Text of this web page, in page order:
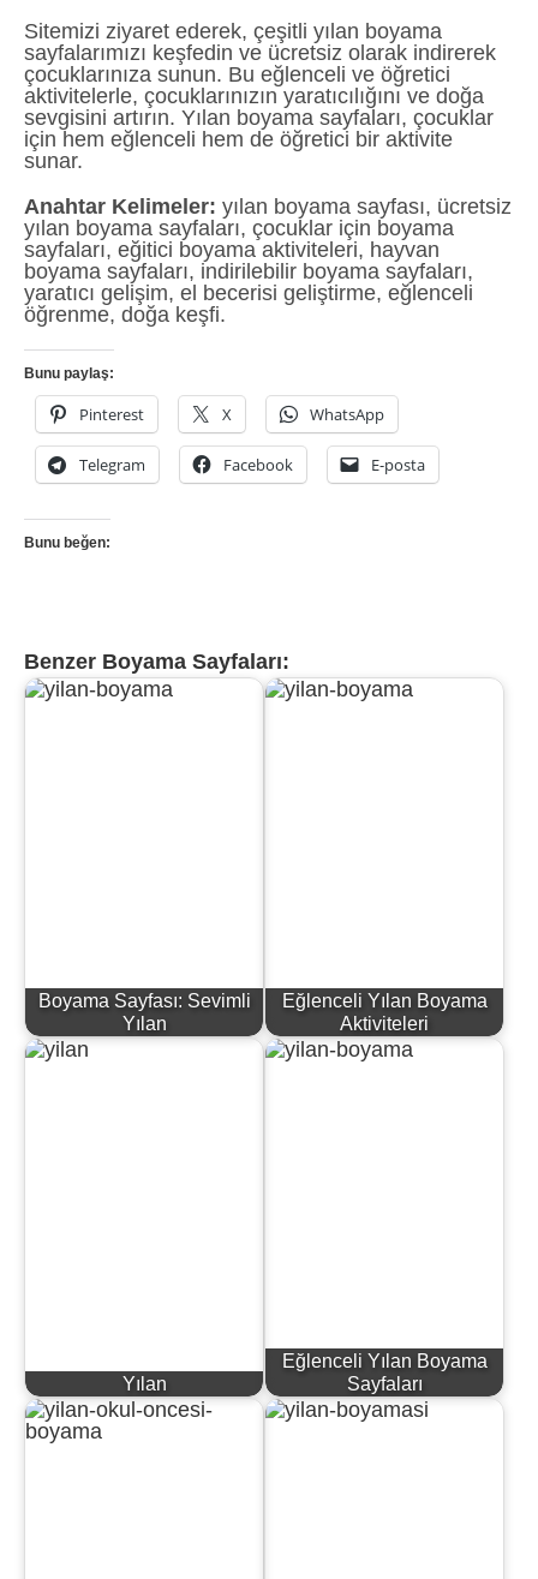
Sitemizi ziyaret ederek, çeşitli yılan boyama
sayfalarımızı keşfedin ve ücretsiz olarak indirerek
çocuklarınıza sunun. Bu eğlenceli ve öğretici
aktivitelerle, çocuklarınızın yaratıcılığını ve doğa
sevgisini artırın. Yılan boyama sayfaları, çocuklar
için hem eğlenceli hem de öğretici bir aktivite
sunar.
Anahtar Kelimeler: yılan boyama sayfası, ücretsiz
yılan boyama sayfaları, çocuklar için boyama
sayfaları, eğitici boyama aktiviteleri, hayvan
boyama sayfaları, indirilebilir boyama sayfaları,
yaratıcı gelişim, el becerisi geliştirme, eğlenceli
öğrenme, doğa keşfi.
Bunu paylaş:
Pinterest X WhatsApp
Telegram Facebook E-posta
Bunu beğen:
Benzer Boyama Sayfaları:
Boyama Sayfası: Sevimli
Yılan
Eğlenceli Yılan Boyama
Aktiviteleri
Yılan
Eğlenceli Yılan Boyama
Sayfaları